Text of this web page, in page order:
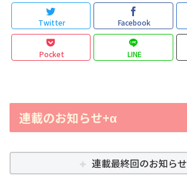
Twitter Facebook
Pocket LINE
連載のお知らせ+α
連載最終回のお知らせ